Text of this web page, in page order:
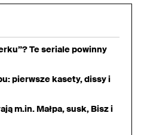
Te seriale powinny
pierwsze kasety, dissy i
m.in. Małpa, susk, Bisz i